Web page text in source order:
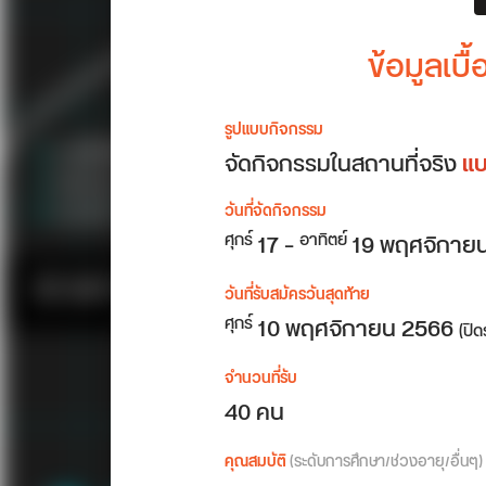
ข้อมูลเ
รูปแบบกิจกรรม
จัดกิจกรรมในสถานที่จริงแ
วันที่จัดกิจกรรม
ศุกร์17 –อาทิตย์19 พฤศจิกา
วันที่รับสมัครวันสุดท้าย
ศุกร์10 พฤศจิกายน 2566(ปิ
จำนวนที่รับ
40 คน
คุณสมบัติ(ระดับการศึกษา/ช่วงอายุ/อื่นๆ)